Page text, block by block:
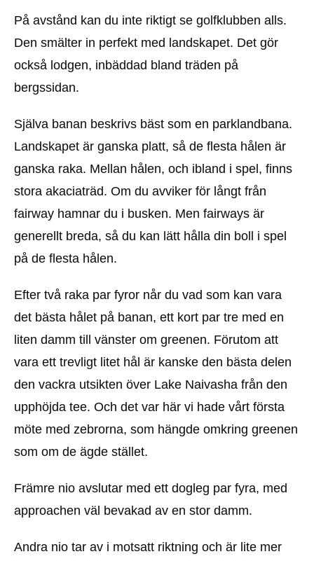
På avstånd kan du inte riktigt se golfklubben alls.
Den smälter in perfekt med landskapet. Det gör
också lodgen, inbäddad bland träden på
bergssidan.
Själva banan beskrivs bäst som en parklandbana.
Landskapet är ganska platt, så de flesta hålen är
ganska raka. Mellan hålen, och ibland i spel, finns
stora akaciaträd. Om du avviker för långt från
fairway hamnar du i busken. Men fairways är
generellt breda, så du kan lätt hålla din boll i spel
på de flesta hålen.
Efter två raka par fyror når du vad som kan vara
det bästa hålet på banan, ett kort par tre med en
liten damm till vänster om greenen. Förutom att
vara ett trevligt litet hål är kanske den bästa delen
den vackra utsikten över Lake Naivasha från den
upphöjda tee. Och det var här vi hade vårt första
möte med zebrorna, som hängde omkring greenen
som om de ägde stället.
Främre nio avslutar med ett dogleg par fyra, med
approachen väl bevakad av en stor damm.
Andra nio tar av i motsatt riktning och är lite mer